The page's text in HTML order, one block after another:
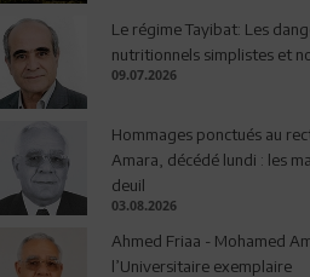
Le régime Tayibat: Les
nutritionnels simplistes et
09.07.2026
Hommages ponctués au
Amara, décédé lundi : les
deuil
03.08.2026
Ahmed Friaa - Mohamed
l’Universitaire exemplaire